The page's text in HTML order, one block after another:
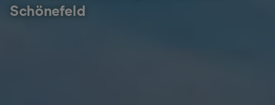
Schönefeld